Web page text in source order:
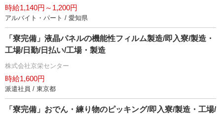
時給1,140円～1,200円
アルバイト・パート / 愛知県
「寮完備」液晶パネルの機能性フィルム製造/即入寮/製造・
工場/日勤/日払い/工場・製造
株式会社京栄センター
時給1,600円
派遣社員 / 東京都
「寮完備」おでん・練り物のピッキング/即入寮/製造・工場/